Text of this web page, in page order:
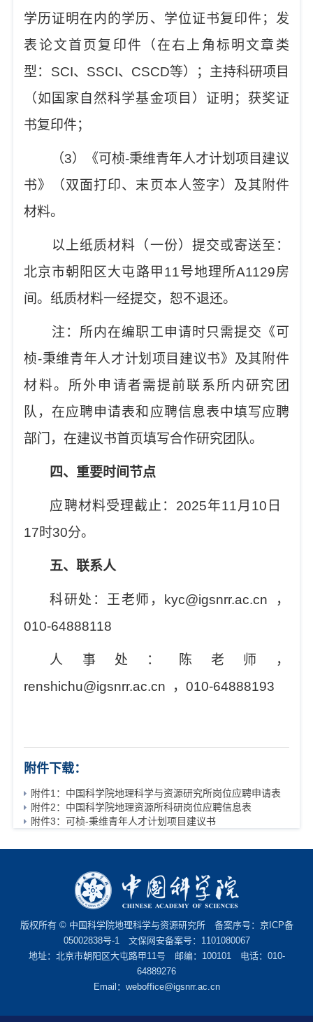
学历证明在内的学历、学位证书复印件；发
表论文首页复印件（在右上角标明文章类
型： SCI、 SSCI、 CSCD等）；主持科研项目
（如国家自然科学基金项目）证明；获奖证
书复印件；
（3）《可桢-秉维青年人才计划项目建议
书》（双面打印、末页本人签字）及其附件
材料。
以上纸质材料（一份）提交或寄送至：
北京市朝阳区大屯路甲11号地理所A1129房
间。纸质材料一经提交，恕不退还。
注：所内在编职工申请时只需提交《可
桢-秉维青年人才计划项目建议书》及其附件
材料。所外申请者需提前联系所内研究团
队，在应聘申请表和应聘信息表中填写应聘
部门，在建议书首页填写合作研究团队。
四、重要时间节点
应聘材料受理截止： 2025年11月 10 日
17时30分。
五、联系人
科研处： 王 老师， kyc@igsnrr.ac.cn
，
010-64888118
人事处：陈老师，
renshichu@igsnrr.ac.cn
，010-64888193
附件下载：
附件1：中国科学院地理科学与资源研究所岗位应聘申请表
附件2：中国科学院地理资源所科研岗位应聘信息表
附件3：可桢-秉维青年人才计划项目建议书
版权所有 © 中国科学院地理科学与资源研究所 备案序号： 京ICP备
05002838号-1文保网安备案号：1101080067
地址：北京市朝阳区大屯路甲11号 邮编：100101 电话：010-
64889276
Email： weboffice@igsnrr.ac.cn